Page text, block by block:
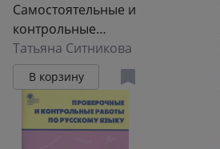
Самостоятельные и
контрольные
работы по
математике: 4
класс. 3 -е изд.,
перераб.
Татьяна Ситникова
В корзину